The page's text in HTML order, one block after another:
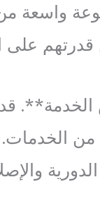
واسعة
قدرتهم
قد